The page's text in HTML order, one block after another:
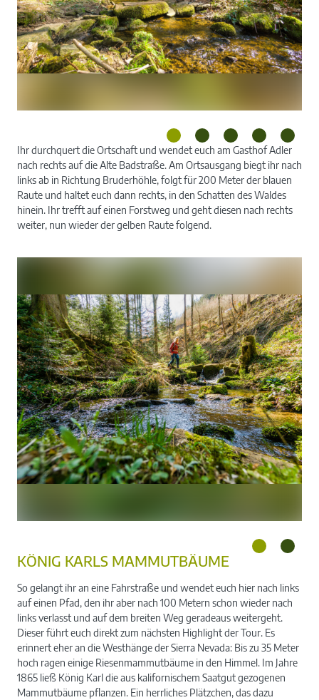
Ihr durchquert die Ortschaft und wendet euch am Gasthof Adler
nach rechts auf die Alte Badstraße. Am Ortsausgang biegt ihr nach
links ab in Richtung Bruderhöhle, folgt für 200 Meter der blauen
Raute und haltet euch dann rechts, in den Schatten des Waldes
hinein. Ihr trefft auf einen Forstweg und geht diesen nach rechts
weiter, nun wieder der gelben Raute folgend.
KÖNIG KARLS MAMMUTBÄUME
So gelangt ihr an eine Fahrstraße und wendet euch hier nach links
auf einen Pfad, den ihr aber nach 100 Metern schon wieder nach
links verlasst und auf dem breiten Weg geradeaus weitergeht.
Dieser führt euch direkt zum nächsten Highlight der Tour. Es
erinnert eher an die Westhänge der Sierra Nevada: Bis zu 35 Meter
hoch ragen einige Riesenmammutbäume in den Himmel. Im Jahre
1865 ließ König Karl die aus kalifornischem Saatgut gezogenen
Mammutbäume pflanzen. Ein herrliches Plätzchen, das dazu